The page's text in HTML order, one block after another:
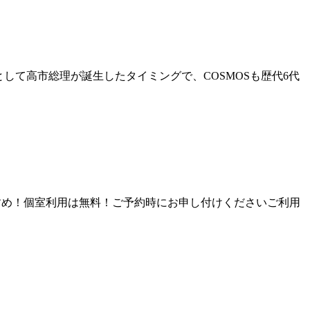
て高市総理が誕生したタイミングで、COSMOSも歴代6代
！個室利用は無料！ご予約時にお申し付けくださいご利用